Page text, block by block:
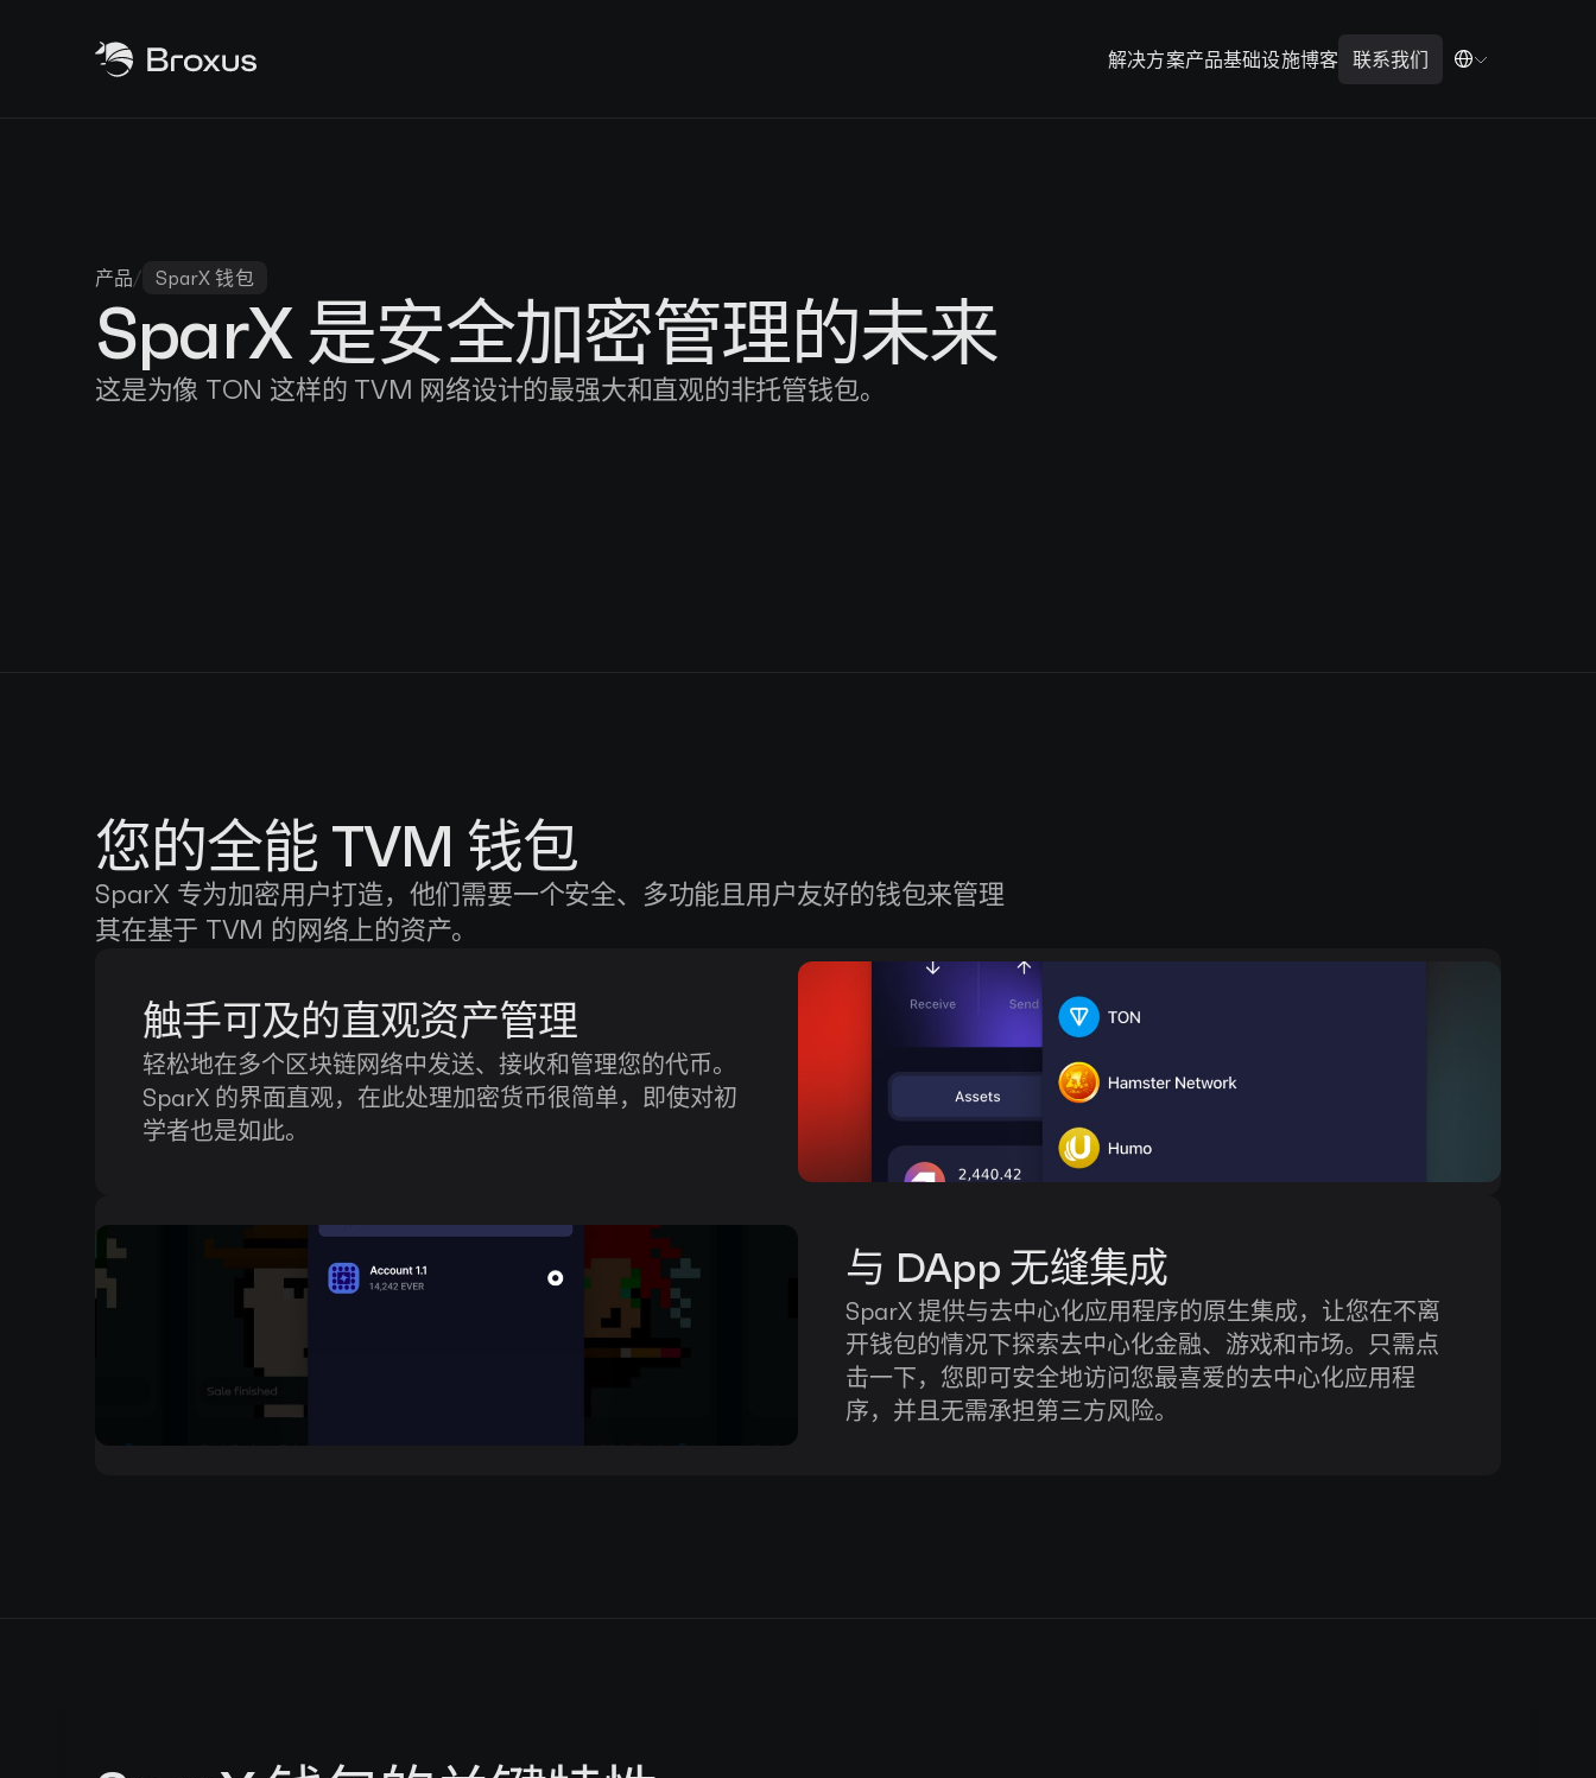
解决方案产品基础设施博客 联系我们
产品/ SparX 钱包
SparX 是安全加密管理的未来
这是为像 TON 这样的 TVM 网络设计的最强大和直观的非托管钱包。
您的全能 TVM 钱包
SparX 专为加密用户打造，他们需要一个安全、多功能且用户友好的钱包来管理
其在基于 TVM 的网络上的资产。
触手可及的直观资产管理
轻松地在多个区块链网络中发送、接收和管理您的代币。
SparX 的界面直观，在此处理加密货币很简单，即使对初
学者也是如此。
与 DApp 无缝集成
SparX 提供与去中心化应用程序的原生集成，让您在不离
开钱包的情况下探索去中心化金融、游戏和市场。只需点
击一下，您即可安全地访问您最喜爱的去中心化应用程
序，并且无需承担第三方风险。